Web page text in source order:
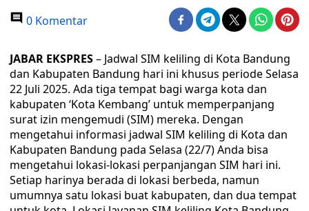
0 Komentar
JABAR EKSPRES– Jadwal SIM keliling di Kota Bandung
dan Kabupaten Bandung hari ini khusus periode Selasa
22 Juli 2025. Ada tiga tempat bagi warga kota dan
kabupaten ‘Kota Kembang’ untuk memperpanjang
surat izin mengemudi (SIM) mereka. Dengan
mengetahui informasi jadwal SIM keliling di Kota dan
Kabupaten Bandung pada Selasa (22/7) Anda bisa
mengetahui lokasi-lokasi perpanjangan SIM hari ini.
Setiap harinya berada di lokasi berbeda, namun
umumnya satu lokasi buat kabupaten, dan dua tempat